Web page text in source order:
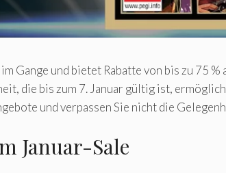
Gange und bietet Rabatte von bis zu 75
die bis zum 7. Januar gültig ist,
und verpassen Sie nicht die
Januar-Sale